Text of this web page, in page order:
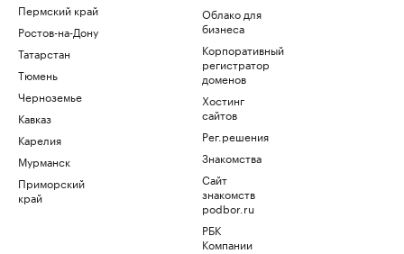
Пермский край
Ростов-на-Дону
Татарстан
Тюмень
Черноземье
Кавказ
Карелия
Мурманск
Приморский
край
Облако для
бизнеса
Корпоративный
регистратор
доменов
Хостинг
сайтов
Рег.решения
Знакомства
Сайт
знакомств
podbor.ru
РБК
Компании